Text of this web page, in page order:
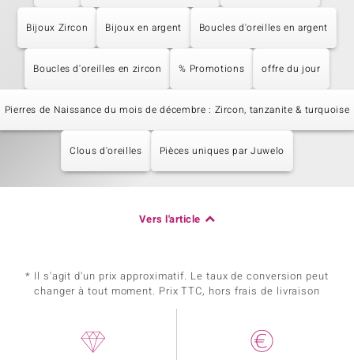
Bijoux Zircon Bijoux en argent Boucles d'oreilles en argent
Boucles d'oreilles en zircon % Promotions offre du jour
Pierres de Naissance du mois de décembre : Zircon, tanzanite & turquoise
Clous d'oreilles Pièces uniques par Juwelo
Vers l'article
* Il s'agit d'un prix approximatif. Le taux de conversion peut
changer à tout moment. Prix TTC, hors frais de livraison